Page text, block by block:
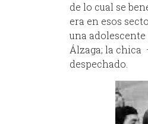
de lo cual se
era en esos
una
Álzaga; la chica
despechado.